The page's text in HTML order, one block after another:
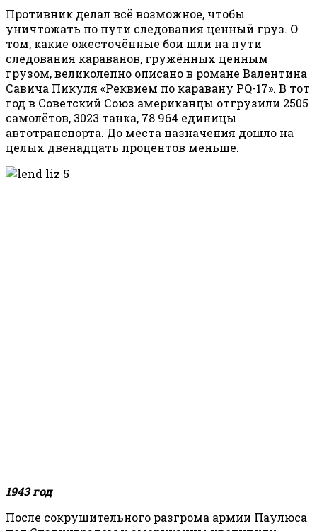
Противник делал всё возможное, чтобы
уничтожать по пути следования ценный груз. О
том, какие ожесточённые бои шли на пути
следования караванов, гружённых ценным
грузом, великолепно описано в романе Валентина
Савича Пикуля «Реквием по каравану PQ-17». В тот
год в Советский Союз американцы отгрузили 2505
самолётов, 3023 танка, 78 964 единицы
автотранспорта. До места назначения дошло на
целых двенадцать процентов меньше.
1943 год
После сокрушительного разгрома армии Паулюса